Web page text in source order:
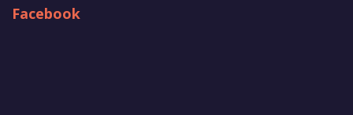
Facebook